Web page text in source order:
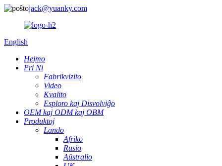
jack@yuanky.com
English
Hejmo
Pri Ni
Fabrikvizito
Video
Kvalito
Esploro kaj Disvolviĝo
OEM kaj ODM kaj OBM
Produktoj
Lando
Afriko
Rusio
Aŭstralio